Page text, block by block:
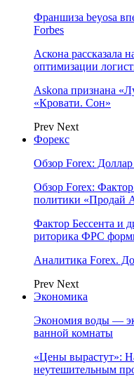
Франшиза beyosa
Forbes
Аскона рассказала
оптимизации
Askona признана
«Кровати. Сон»
Prev Next
Форекс
Обзор Forex:
Обзор Forex:
политики «Продай
Фактор Бессента и
риторика ФРС
Аналитика Forex.
Prev Next
Экономика
Экономия воды —
ванной комнаты
«Цены вырастут»:
неутешительным